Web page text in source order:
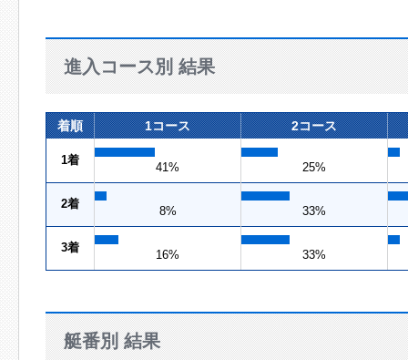
進入コース別 結果
着順 1コース 2コース
1着
41% 25%
2着
8% 33%
3着
16% 33%
艇番別 結果